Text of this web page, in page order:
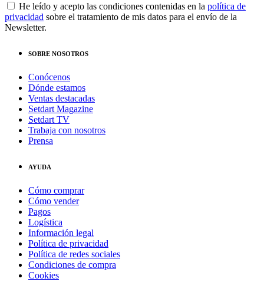
He leído y acepto las condiciones contenidas en la política de
privacidad sobre el tratamiento de mis datos para el envío de la
Newsletter.
SOBRE NOSOTROS
Conócenos
Dónde estamos
Ventas destacadas
Setdart Magazine
Setdart TV
Trabaja con nosotros
Prensa
AYUDA
Cómo comprar
Cómo vender
Pagos
Logística
Información legal
Política de privacidad
Política de redes sociales
Condiciones de compra
Cookies